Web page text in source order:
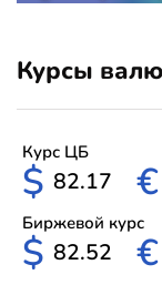
Курсы
Курс ЦБ
$ 82.17 €
Биржевой курс
$ 82.52 €